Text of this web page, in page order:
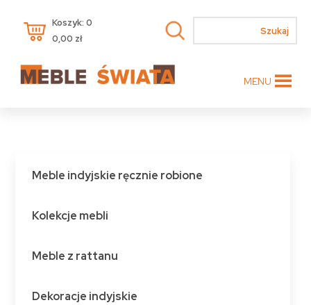
Koszyk: 0
0,00 zł
MENU
Meble indyjskie ręcznie robione
Kolekcje mebli
Meble z rattanu
Dekoracje indyjskie